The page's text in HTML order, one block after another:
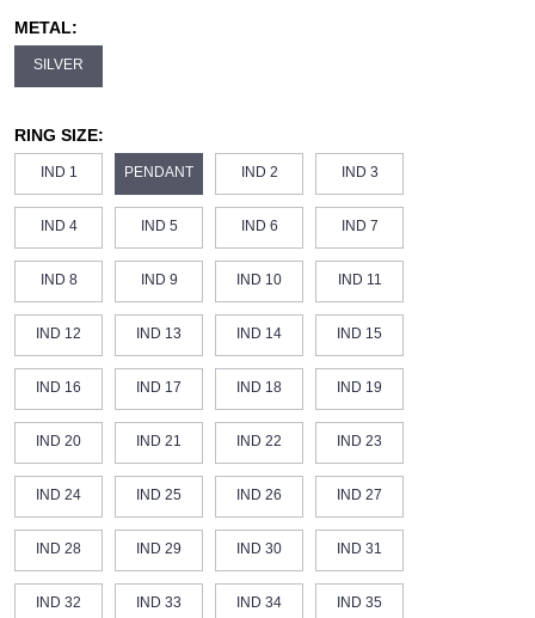
METAL:
SILVER
RING SIZE:
IND 1 PENDANT IND 2 IND 3
IND 4 IND 5 IND 6 IND 7
IND 8 IND 9 IND 10 IND 11
IND 12 IND 13 IND 14 IND 15
IND 16 IND 17 IND 18 IND 19
IND 20 IND 21 IND 22 IND 23
IND 24 IND 25 IND 26 IND 27
IND 28 IND 29 IND 30 IND 31
IND 32 IND 33 IND 34 IND 35